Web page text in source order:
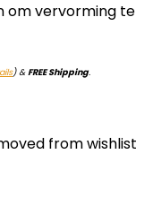
om vervorming te
)&FREE Shipping.
from wishlist